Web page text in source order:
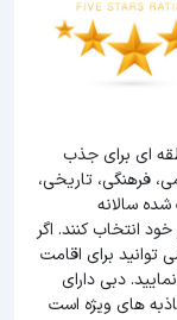
ای برای جذب
فرهنگی، تاریخی،
سالانه
انتخاب کنند. اگر
توانید برای اقامت
دبی دارای
های ویژه است